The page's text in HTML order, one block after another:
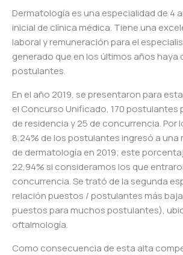
Dermatología es una especialidad de 4
inicial de clínica médica. Tiene una
laboral y remuneración para el
generado que en los últimos años haya
postulantes.
En el año 2019, se presentaron para
el Concurso Unificado, 170 postulantes
de residencia y 25 de concurrencia. Por
8,24% de los postulantes ingresó a una
de dermatología en 2019; este
22,94% si consideramos los que
concurrencia. Se trató de la segunda
relación puestos / postulantes más
puestos para muchos postulantes),
oftalmología.
Como consecuencia de esta alta